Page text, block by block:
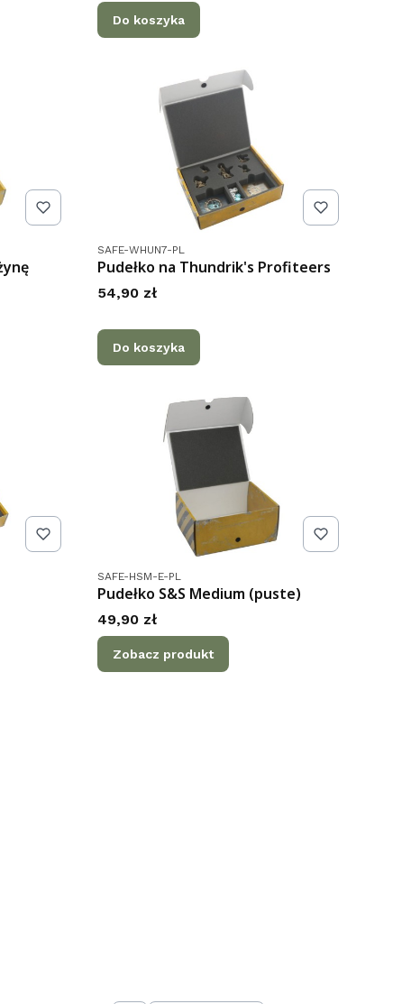
Do koszyka
Kod produktu
SAFE-WHUN7-PL
Pudełko na Thundrik's Profiteers
Cena
54,90 zł
Do koszyka
Kod produktu
SAFE-HSM-E-PL
Pudełko S&S Medium (puste)
Cena
49,90 zł
Zobacz produkt